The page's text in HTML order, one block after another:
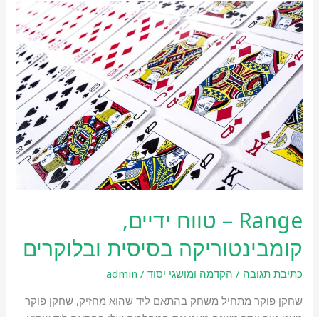
Range – טווח ידיים,
קומבינטוריקה בסיסית ובלוקרים
כתיבת תגובה / הקדמה ומושגי יסוד /
admin
שחקן פוקר מתחיל משחק בהתאם ליד שהוא מחזיק, שחקן פוקר
Range
–
טווח
ידיים,
קומבינטוריקה
בסיסית
ובלוקרים